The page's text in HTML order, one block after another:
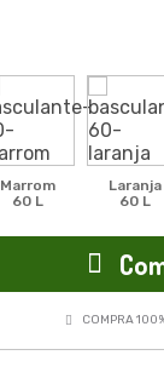
Marrom
60 L
Laranja
60 L
COMPRA